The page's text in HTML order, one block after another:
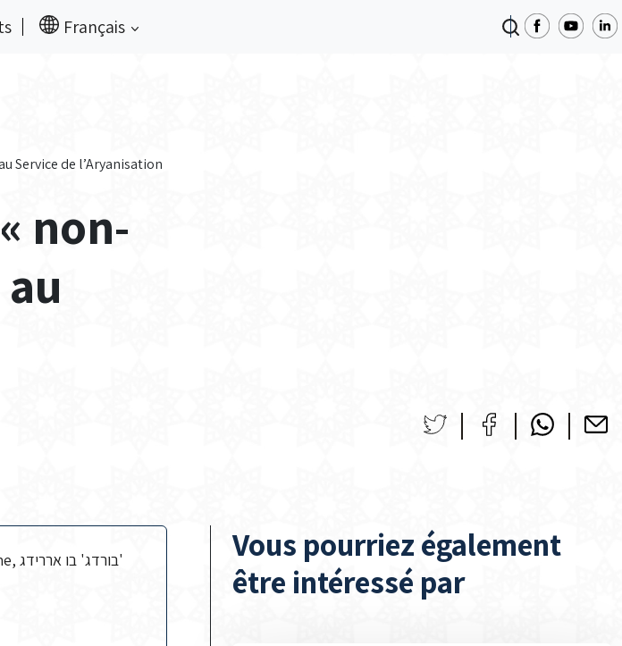
Français
Service de l’Aryanisation
non-
Constantine, בורדג' בו אררידג'
Vous pourriez également
être intéressé par